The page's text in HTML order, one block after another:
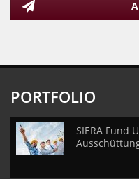
PORTFOLIO
SIERA Fund